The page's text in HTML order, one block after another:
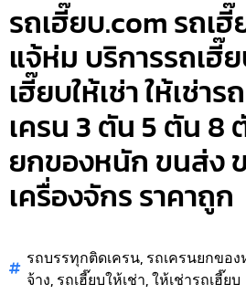
รถเฮี๊ยบ.com รถเ
แจ้ห่ม บริการรถเฮี๊
เฮี๊ยบให้เช่า ให้เช่า
เครน 3 ตัน 5 ตัน 8
ยกของหนัก ขนส่ง
เครื่องจักร ราคาถูก
รถบรรทุกติดเครน, รถเครนยกขอ
จ้าง, รถเฮี๊ยบให้เช่า,ให้เช่ารถเฮี๊ยบ